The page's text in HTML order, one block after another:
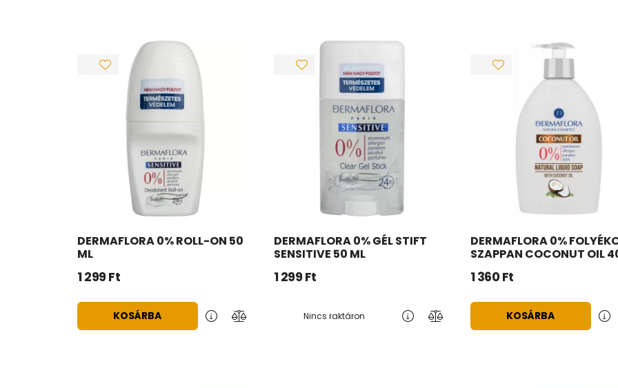
DERMAFLORA 0% ROLL-ON 50
ML
1 299Ft
KOSÁRBA
DERMAFLORA 0% GÉL STIFT
SENSITIVE 50 ML
1 299Ft
Nincs raktáron
DERMAFLORA 0%
SZAPPAN COCONUT OIL
1 360Ft
KOSÁRBA